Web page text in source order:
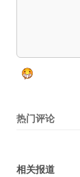
热门评论
相关报道